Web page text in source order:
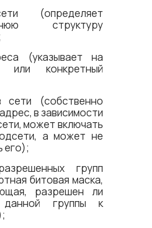
(определяет
структуру
(указывает на
или конкретный
сети (собственно
в зависимости
может включать
а может не
его);
групп
битовая маска,
разрешен ли
данной группы к